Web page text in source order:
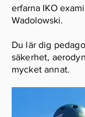
erfarna IKO
Wadolowski.
Du lär dig
säkerhet,
mycket annat.